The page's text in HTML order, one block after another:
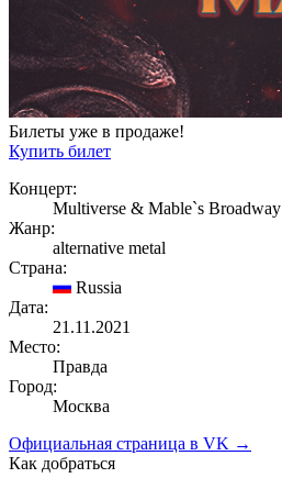
Билеты уже в продаже!
Купить билет
Концерт:
Multiverse & Mable`s Broadway
Жанр:
alternative metal
Страна:
Russia
Дата:
21.11.2021
Место:
Правда
Город:
Москва
Официальная страница в VK →
Как добраться